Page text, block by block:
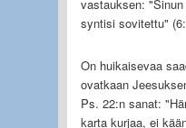
vastauksen:
syntisi sovitettu"
On huikaisevaa
ovatkaan
Ps. 22:n sanat:
karta kurjaa, ei